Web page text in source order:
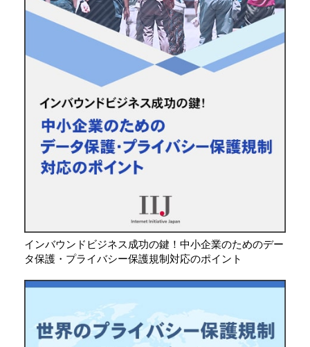
インバウンドビジネス成功の鍵！中小企業のためのデー
タ保護・プライバシー保護規制対応のポイント